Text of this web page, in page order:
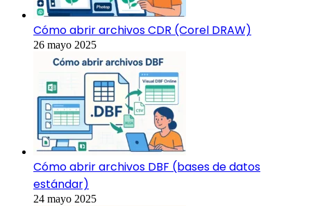
Cómo abrir archivos CDR (Corel DRAW)
26 mayo 2025
Cómo abrir archivos DBF (bases de datos
estándar)
24 mayo 2025